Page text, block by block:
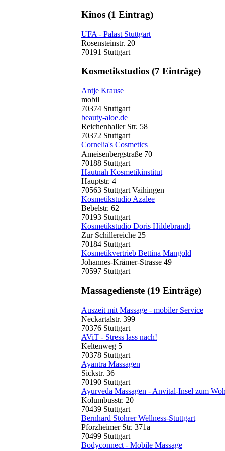
Kinos (1 Eintrag)
UFA - Palast Stuttgart
Rosensteinstr. 20
70191 Stuttgart
Kosmetikstudios (7 Einträge)
Antje Krause
mobil
70374 Stuttgart
beauty-aloe.de
Reichenhaller Str. 58
70372 Stuttgart
Cornelia's Cosmetics
Ameisenbergstraße 70
70188 Stuttgart
Hautnah Kosmetikinstitut
Hauptstr. 4
70563 Stuttgart Vaihingen
Kosmetikstudio Azalee
Bebelstr. 62
70193 Stuttgart
Kosmetikstudio Doris Hildebrandt
Zur Schillereiche 25
70184 Stuttgart
Kosmetikvertrieb Bettina Mangold
Johannes-Krämer-Strasse 49
70597 Stuttgart
Massagedienste (19 Einträge)
Auszeit mit Massage - mobiler Service
Neckartalstr. 399
70376 Stuttgart
AViT - Stress lass nach!
Keltenweg 5
70378 Stuttgart
Ayantra Massagen
Sickstr. 36
70190 Stuttgart
Ayurveda Massagen - Anvital-Insel zum
Kolumbusstr. 20
70439 Stuttgart
Bernhard Stohrer Wellness-Stuttgart
Pforzheimer Str. 371a
70499 Stuttgart
Bodyconnect - Mobile Massage